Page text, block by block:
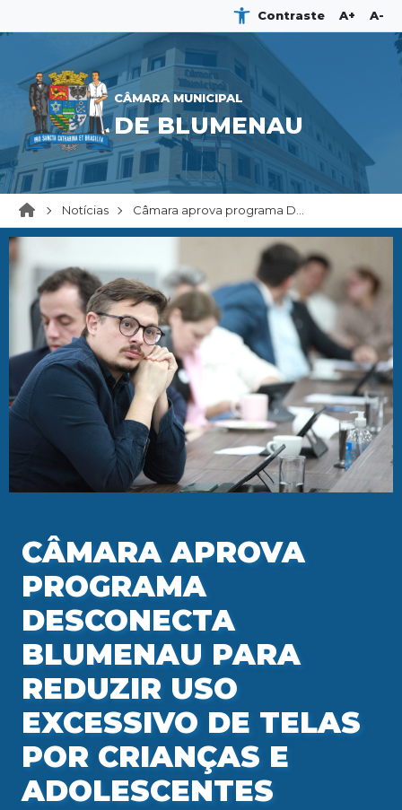
Contraste A+ A-
CÂMARA MUNICIPAL
DE BLUMENAU
Notícias Câmara aprova programa D...
CÂMARA APROVA
PROGRAMA
DESCONECTA
BLUMENAU PARA
REDUZIR USO
EXCESSIVO DE TELAS
POR CRIANÇAS E
ADOLESCENTES